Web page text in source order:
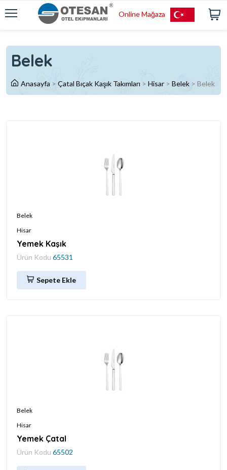
Online Mağaza
Belek
Anasayfa > Çatal Bıçak Kaşık Takımları > Hisar > Belek > Belek
Belek
Hisar
Yemek Kaşık
Ürün Kodu 65531
Sepete Ekle
Belek
Hisar
Yemek Çatal
Ürün Kodu 65502